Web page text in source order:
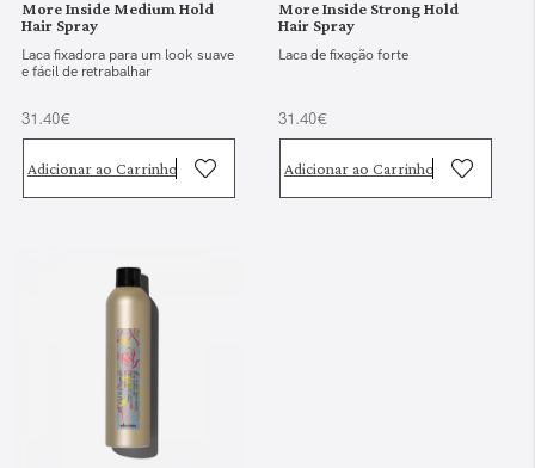
More Inside Medium Hold
Hair Spray
Laca fixadora para um look suave
e fácil de retrabalhar
31.40€
Adicionar ao Carrinho
More Inside Strong Hold
Hair Spray
Laca de fixação forte
31.40€
Adicionar ao Carrinho